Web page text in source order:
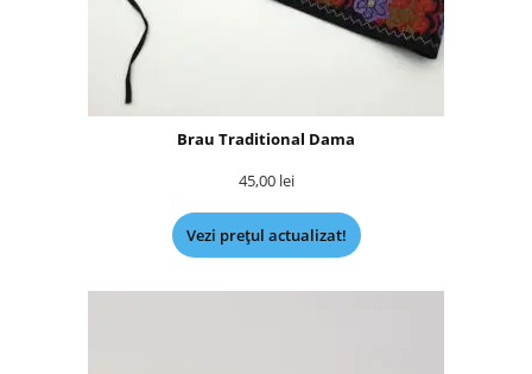
Brau Traditional Dama
45,00 lei
Vezi prețul actualizat!